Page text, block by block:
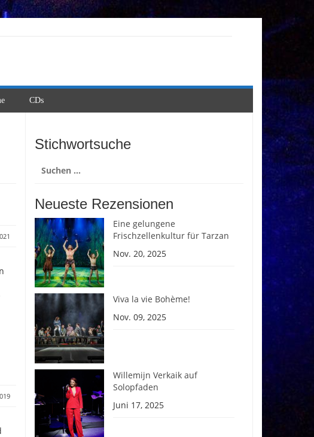
CDs
Stichwortsuche
nach:
Neueste Rezensionen
Eine gelungene
Frischzellenkultur für Tarzan
Nov. 20, 2025
Viva la vie Bohème!
Nov. 09, 2025
Willemijn Verkaik auf
Solopfaden
Juni 17, 2025